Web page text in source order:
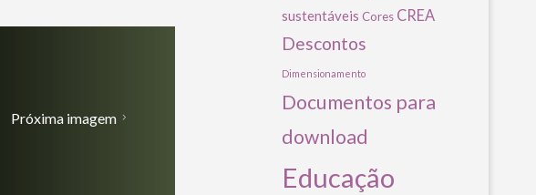
Próxima imagem
sustentáveis Cores CREA
Descontos
Dimensionamento
Documentos para
download
Educação